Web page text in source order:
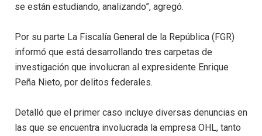
se están estudiando, analizando”, agregó.
Por su parte La Fiscalía General de la República (FGR)
informó que está desarrollando tres carpetas de
investigación que involucran al expresidente Enrique
Peña Nieto, por delitos federales.
Detalló que el primer caso incluye diversas denuncias en
las que se encuentra involucrada la empresa OHL, tanto